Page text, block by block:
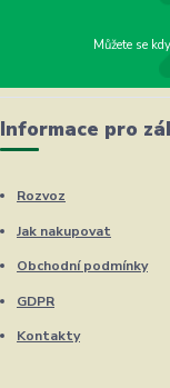
Můžete se
Informace pro
Rozvoz
Jak nakupovat
Obchodní podmínky
GDPR
Kontakty